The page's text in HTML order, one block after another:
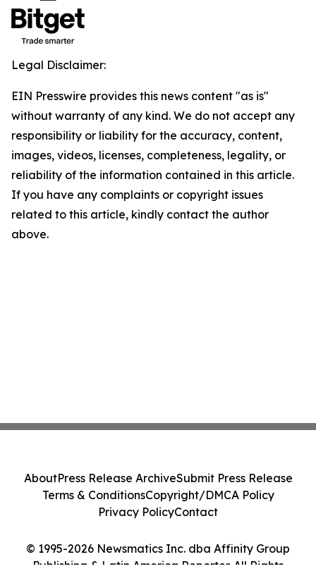
Legal Disclaimer:
EIN Presswire provides this news content "as is"
without warranty of any kind. We do not accept any
responsibility or liability for the accuracy, content,
images, videos, licenses, completeness, legality, or
reliability of the information contained in this article.
If you have any complaints or copyright issues
related to this article, kindly contact the author
above.
© 1995-2026 Newsmatics Inc. dba Affinity Group
Publishing & Latin America Reporter. All Rights
AboutPress Release ArchiveSubmit Press Release
Terms & ConditionsCopyright/DMCA Policy
Privacy PolicyContact